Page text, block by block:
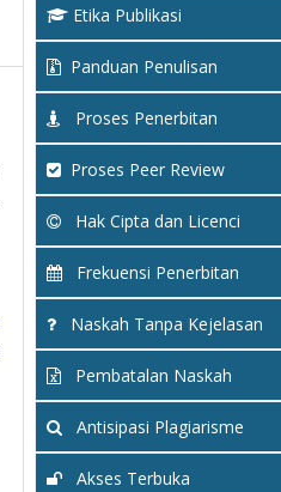
Etika Publikasi
Panduan Penulisan
Proses Penerbitan
Proses Peer Review
Hak Cipta dan Licenci
Frekuensi Penerbitan
Naskah Tanpa Kejelasan
Pembatalan Naskah
Antisipasi Plagiarisme
Akses Terbuka